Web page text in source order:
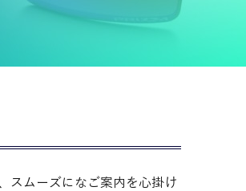
スムーズになご案内を心掛け